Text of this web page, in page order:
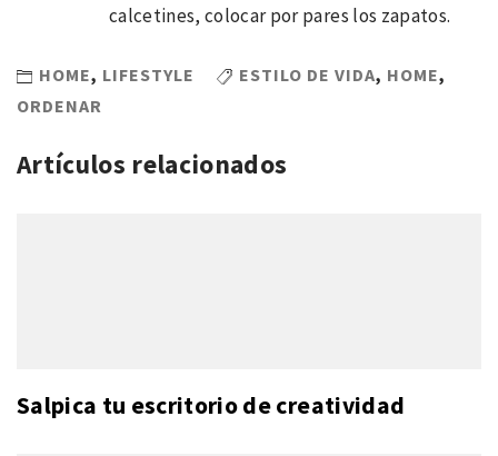
calcetines, colocar por pares los zapatos.
HOME, LIFESTYLE ESTILO DE VIDA, HOME,
ORDENAR
Artículos relacionados
Salpica tu escritorio de creatividad